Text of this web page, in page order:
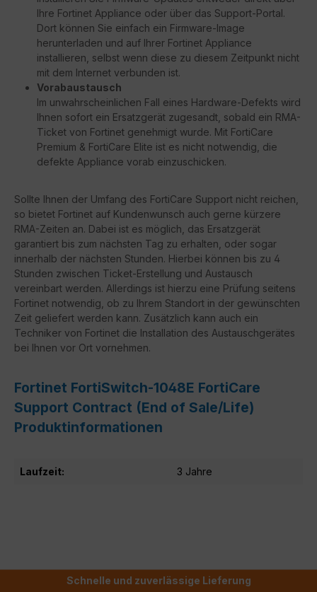
Ihre Fortinet Appliance oder über das Support-Portal.
Dort können Sie einfach ein Firmware-Image
herunterladen und auf Ihrer Fortinet Appliance
installieren, selbst wenn diese zu diesem Zeitpunkt nicht
mit dem Internet verbunden ist.
Vorabaustausch
Im unwahrscheinlichen Fall eines Hardware-Defekts wird
Ihnen sofort ein Ersatzgerät zugesandt, sobald ein RMA-
Ticket von Fortinet genehmigt wurde. Mit FortiCare
Premium & FortiCare Elite ist es nicht notwendig, die
defekte Appliance vorab einzuschicken.
Sollte Ihnen der Umfang des FortiCare Support nicht reichen,
so bietet Fortinet auf Kundenwunsch auch gerne kürzere
RMA-Zeiten an. Dabei ist es möglich, das Ersatzgerät
garantiert bis zum nächsten Tag zu erhalten, oder sogar
innerhalb der nächsten Stunden. Hierbei können bis zu 4
Stunden zwischen Ticket-Erstellung und Austausch
vereinbart werden. Allerdings ist hierzu eine Prüfung seitens
Fortinet notwendig, ob zu Ihrem Standort in der gewünschten
Zeit geliefert werden kann. Zusätzlich kann auch ein
Techniker von Fortinet die Installation des Austauschgerätes
bei Ihnen vor Ort vornehmen.
Fortinet FortiSwitch-1048E FortiCare
Support Contract (End of Sale/Life)
Produktinformationen
Laufzeit: 3 Jahre
Schnelle und zuverlässige Lieferung